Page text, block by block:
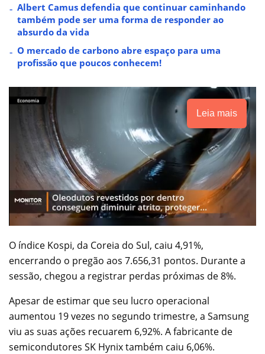
Albert Camus defendia que continuar caminhando
também pode ser uma forma de responder ao
absurdo da vida
O mercado de carbono abre espaço para uma
profissão que poucos conhecem!
Leia mais
O índice Kospi, da Coreia do Sul, caiu 4,91%,
encerrando o pregão aos 7.656,31 pontos. Durante a
sessão, chegou a registrar perdas próximas de 8%.
Apesar de estimar que seu lucro operacional
aumentou 19 vezes no segundo trimestre, a Samsung
viu as suas ações recuarem 6,92%. A fabricante de
semicondutores SK Hynix também caiu 6,06%.